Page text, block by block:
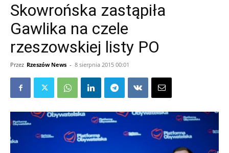
Skowrońska zastąpiła
Gawlika na czele
rzeszowskiej listy PO
Przez Rzeszów News - 8 sierpnia 2015 00:01